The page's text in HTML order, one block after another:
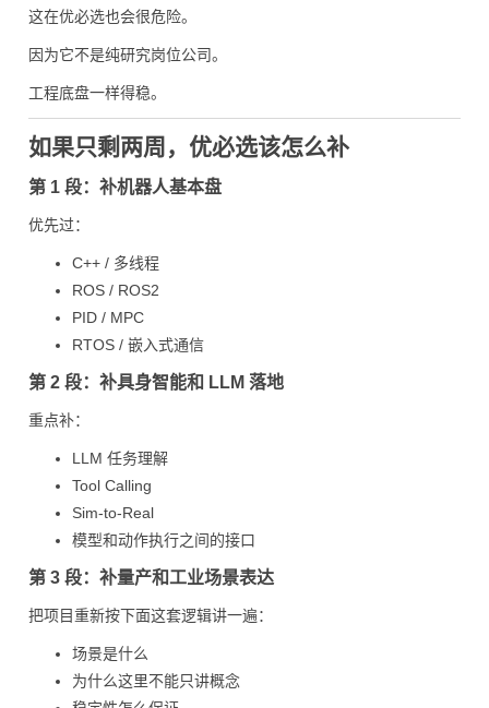
这在优必选也会很危险。
因为它不是纯研究岗位公司。
工程底盘一样得稳。
如果只剩两周，优必选该怎么补
第 1 段：补机器人基本盘
优先过：
C++ / 多线程
ROS / ROS2
PID / MPC
RTOS / 嵌入式通信
第 2 段：补具身智能和 LLM 落地
重点补：
LLM 任务理解
Tool Calling
Sim-to-Real
模型和动作执行之间的接口
第 3 段：补量产和工业场景表达
把项目重新按下面这套逻辑讲一遍：
场景是什么
为什么这里不能只讲概念